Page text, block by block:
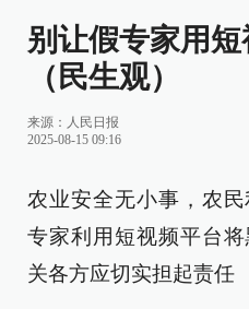
别让假专家用
（民生观）
来源： 人民日报
2025-08-15 09:16
农业安全无小事，农
专家利用短视频平台
关各方应切实担起责任